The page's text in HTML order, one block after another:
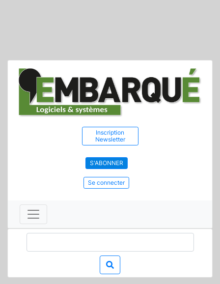
Inscription
Newsletter
S'ABONNER
Se connecter